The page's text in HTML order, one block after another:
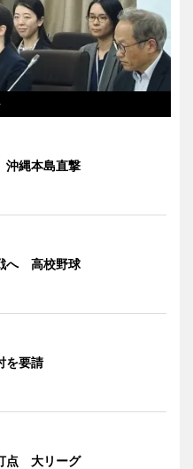
沖縄本島直撃
へ 高校野球
を要請
点 大リーグ